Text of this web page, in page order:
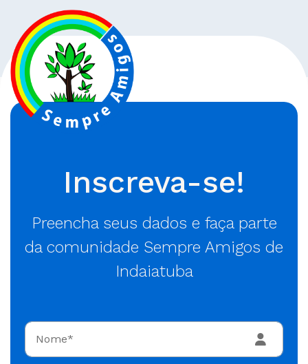
Inscreva-se!
Preencha seus dados e faça parte
da comunidade Sempre Amigos de
Indaiatuba